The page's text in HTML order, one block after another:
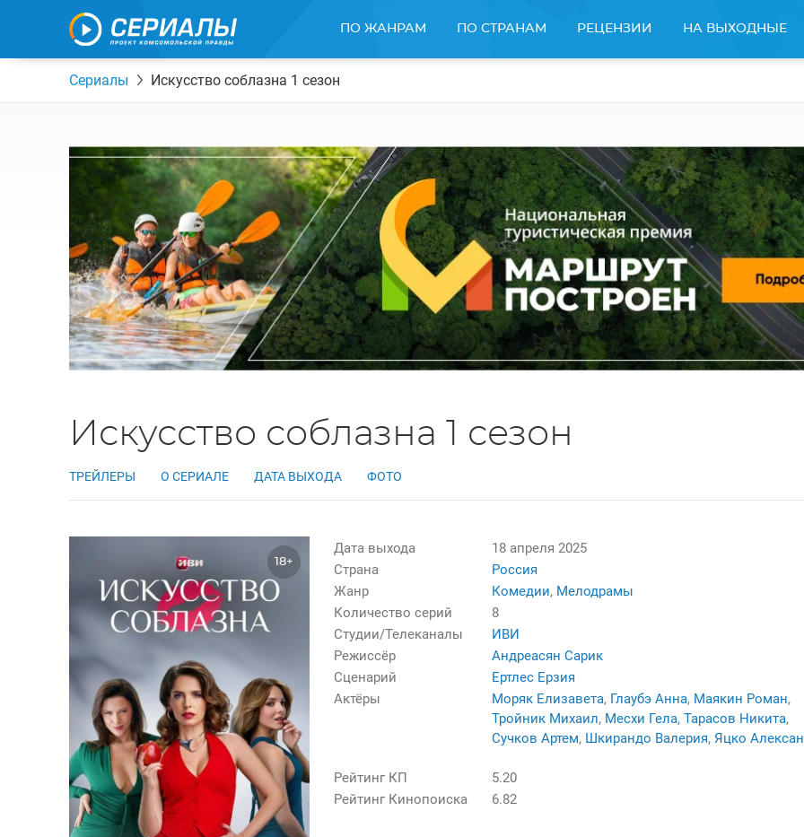
ПО ЖАНРАМ ПО СТРАНАМ РЕЦЕНЗИИ НА ВЫХОДНЫЕ
Сериалы Искусство соблазна 1 сезон
Искусство соблазна 1 сезон
ТРЕЙЛЕРЫ О СЕРИАЛЕ ДАТА ВЫХОДА ФОТО
18+
Дата выхода
18 апреля 2025
Страна
Россия
Жанр
Комедии, Мелодрамы
Количество серий
8
Студии/Телеканалы
ИВИ
Режиссёр
Андреасян Сарик
Сценарий
Ертлес Ерзия
Актёры
Моряк Елизавета, Глаубэ Анна, Маякин Роман,
Тройник Михаил, Месхи Гела,Тарасов Никита,
Сучков Артем, Шкирандо Валерия, Яцко
Рейтинг КП
5.20
Рейтинг Кинопоиска
6.82